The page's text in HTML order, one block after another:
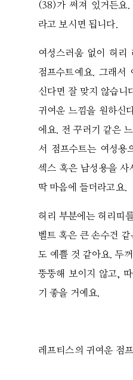
(38)가 써져 있거든요
라고 보시면 됩니다.
여성스러움 없이 허리
점프수트예요. 그래서
신다면 잘 맞지 않습니
귀여운 느낌을 원하신
에요. 전 꾸러기 같은
서 점프수트는 여성용
섹스 혹은 남성용을 사
딱 마음에 들더라고요.
허리 부분에는 허리띠
벨트 혹은 큰 손수건
도 예쁠 것 같아요. 두
뚱뚱해 보이지 않고,
기 좋을 거예요.
레프티스의 귀여운 점